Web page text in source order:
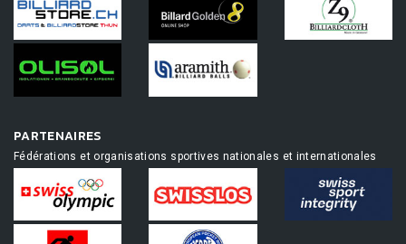
PARTENAIRES
Fédérations et organisations sportives nationales et internationales